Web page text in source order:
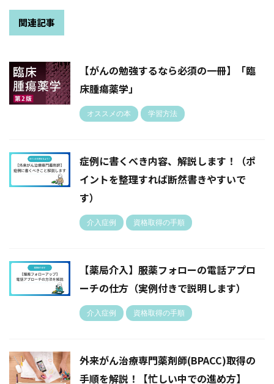
関連記事
【がんの勉強するなら必須の一冊】「臨
床腫瘍薬学」
オススメの本 学習方法
症例に書くべき内容、解説します！（ポ
イントを整理すれば断然書きやすいで
す）
介入症例 資格取得の手順
【薬局介入】服薬フォローの電話アプロ
ーチの仕方（実例付きで説明します）
介入症例 資格取得の手順
外来がん治療専門薬剤師(BPACC)取得の
手順を解説！【忙しい中での進め方】